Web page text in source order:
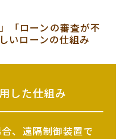
「ローンの審査が不
いローンの仕組み
した仕組み
、遠隔制御装置で